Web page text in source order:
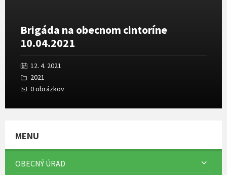
Brigáda na obecnom cintoríne
10.04.2021
12. 4. 2021
2021
0 obrázkov
MENU
OBECNÝ ÚRAD